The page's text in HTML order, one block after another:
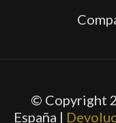
© Copyright
España |